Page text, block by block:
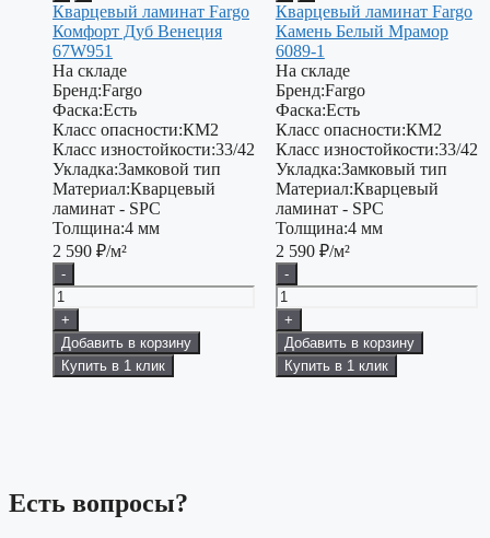
Кварцевый ламинат Fargo
Комфорт Дуб Венеция
67W951
На складе
Бренд:Fargo
Фаска:Есть
Класс опасности:КМ2
Класс изностойкости:33/42
Укладка:Замковой тип
Материал:Кварцевый
ламинат - SPC
Толщина:4 мм
2 590 ₽/м²
-
+
Добавить в корзину
Купить в 1 клик
Кварцевый ламинат Fargo
Камень Белый Мрамор
6089-1
На складе
Бренд:Fargo
Фаска:Есть
Класс опасности:КМ2
Класс изностойкости:33/42
Укладка:Замковый тип
Материал:Кварцевый
ламинат - SPC
Толщина:4 мм
2 590 ₽/м²
-
+
Добавить в корзину
Купить в 1 клик
Есть вопросы?